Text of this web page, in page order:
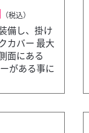
（税込）
備し、掛け
カバー 最大
面にある
がある事に